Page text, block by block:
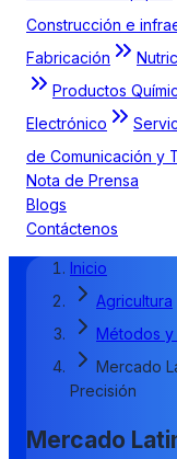
Construcción e
Fabricación
Productos
Electrónico
de Comunicación y
Nota de Prensa
Blogs
Contáctenos
Inicio
Agricultura
Métodos
Mercado
Precisión
Mercado